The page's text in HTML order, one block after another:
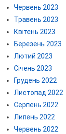
Червень 2023
Травень 2023
Квітень 2023
Березень 2023
Лютий 2023
Січень 2023
Грудень 2022
Листопад 2022
Серпень 2022
Липень 2022
Червень 2022